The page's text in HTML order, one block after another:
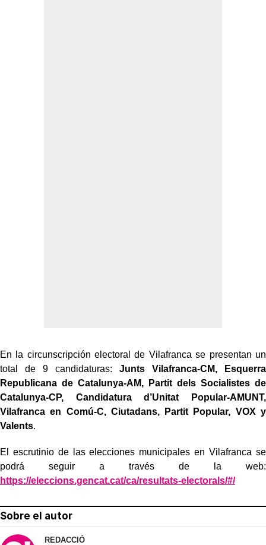
En la circunscripción electoral de Vilafranca se presentan un
total de 9 candidaturas: Junts Vilafranca-CM, Esquerra
Republicana de Catalunya-AM, Partit dels Socialistes de
Catalunya-CP, Candidatura d’Unitat Popular-AMUNT,
Vilafranca en Comú-C, Ciutadans, Partit Popular, VOX y
Valents.
El escrutinio de las elecciones municipales en Vilafranca se
podrá seguir a través de la web:
https://eleccions.gencat.cat/ca/resultats-electorals/#/
Sobre el autor
REDACCIÓ